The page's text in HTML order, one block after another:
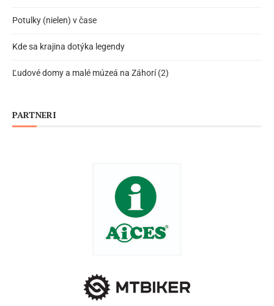
Potulky (nielen) v čase
Kde sa krajina dotýka legendy
Ľudové domy a malé múzeá na Záhorí (2)
PARTNERI